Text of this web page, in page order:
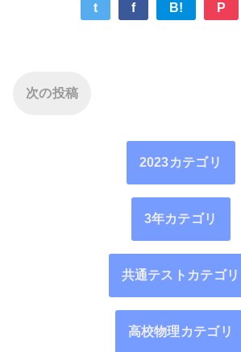
t f B! P
次の投稿
2023カテゴリ
3年カテゴリ
共通テストカテゴリ
高校物理カテゴリ